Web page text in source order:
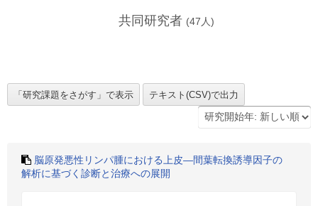
共同研究者 (47 人)
脳原発悪性リンパ腫における上皮―間葉転換誘導因子の
解析に基づく診断と治療への展開